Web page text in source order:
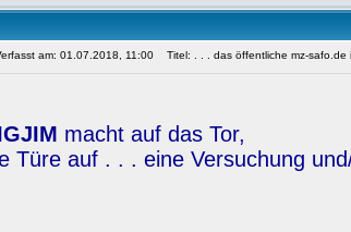
am: 01.07.2018, 11:00 Titel: . . . das öffentliche mz-safo.de
macht auf das Tor,
Türe auf . . . eine Versuchung